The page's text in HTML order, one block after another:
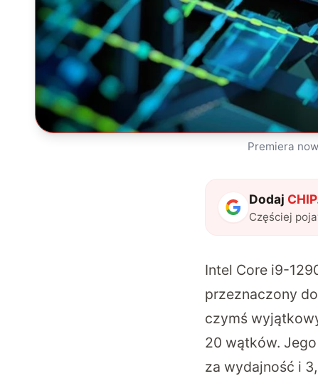
Premiera
Dodaj
Częściej
Intel Core i9-
przeznaczony
czymś
20 wątków.
za wydajność i